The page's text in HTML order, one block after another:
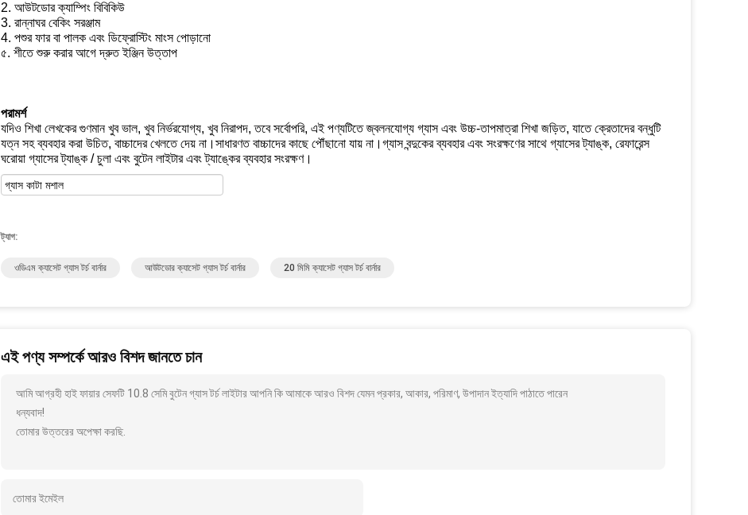
2. আউটডোর ক্যাম্পিং বিবিকিউ
3. রান্নাঘর বেকিং সরঞ্জাম
4. পশুর ফার বা পালক এবং ডিফ্রোস্টিং মাংস পোড়ানো
৫. শীতে শুরু করার আগে দ্রুত ইঞ্জিন উত্তাপ
পরামর্শ
যদিও শিখা লেখকের গুণমান খুব ভাল, খুব নির্ভরযোগ্য, খুব নিরাপদ, তবে সর্বোপরি, এই পণ্যটিতে জ্বলনযোগ্য গ্যাস এবং উচ্চ-তাপমাত্রা শিখা জড়িত, যাতে ক্রেতাদের বন্ধুটি
যত্ন সহ ব্যবহার করা উচিত, বাচ্চাদের খেলতে দেয় না।সাধারণত বাচ্চাদের কাছে পৌঁছানো যায় না।গ্যাস বন্দুকের ব্যবহার এবং সংরক্ষণের সাথে গ্যাসের ট্যাঙ্ক, রেফারেন্স
ঘরোয়া গ্যাসের ট্যাঙ্ক / চুলা এবং বুটেন লাইটার এবং ট্যাঙ্কের ব্যবহার সংরক্ষণ।
গ্যাস কাটা মশাল
ট্যাগ:
ওডিএম ক্যাসেট গ্যাস টর্চ বার্নার আউটডোর ক্যাসেট গ্যাস টর্চ বার্নার 20 মিমি ক্যাসেট গ্যাস টর্চ বার্নার
এই পণ্য সম্পর্কে আরও বিশদ জানতে চান
আমি আগ্রহী হাই ফায়ার সেফটি 10.8 সেমি বুটেন গ্যাস টর্চ লাইটার আপনি কি আমাকে আরও বিশদ যেমন প্রকার, আকার, পরিমাণ, উপাদান ইত্যাদি পাঠাতে পারেন
ধন্যবাদ!
তোমার উত্তরের অপেক্ষা করছি.